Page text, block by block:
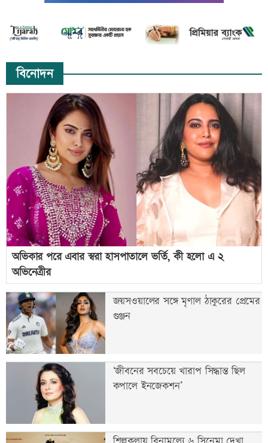
বিনোদন
অভিকার পরে এবার স্বরা হাসপাতালে ভর্তি, কী হলো এ ২
অভিনেত্রীর
জয়সওয়ালের সঙ্গে মৃণাল ঠাকুরের প্রেমের
গুঞ্জন
‘জীবনের সবচেয়ে খারাপ সিদ্ধান্ত ছিল
কপালে ইনজেকশন’